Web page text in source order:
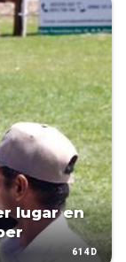
lugar en
614D